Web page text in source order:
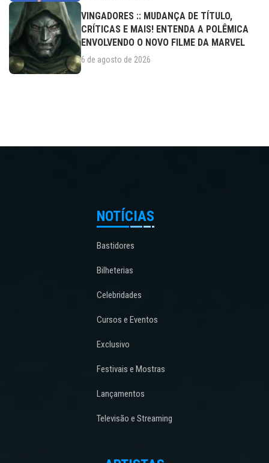
VINGADORES :: MUDANÇA DE TÍTULO,
CRÍTICAS E MAIS! ENTENDA A POLÊMICA
ENVOLVENDO O NOVO FILME DA MARVEL
6 de agosto de 2026
NOTÍCIAS
Bastidores
Bilheterias
Celebridades
Cursos e Eventos
Exclusivo
Festivais e Mostras
Lançamentos
Televisão e Streaming